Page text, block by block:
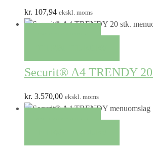
kr. 107,94 ekskl. moms
Securit® A4 TRENDY
kr. 3.570,00 ekskl. moms